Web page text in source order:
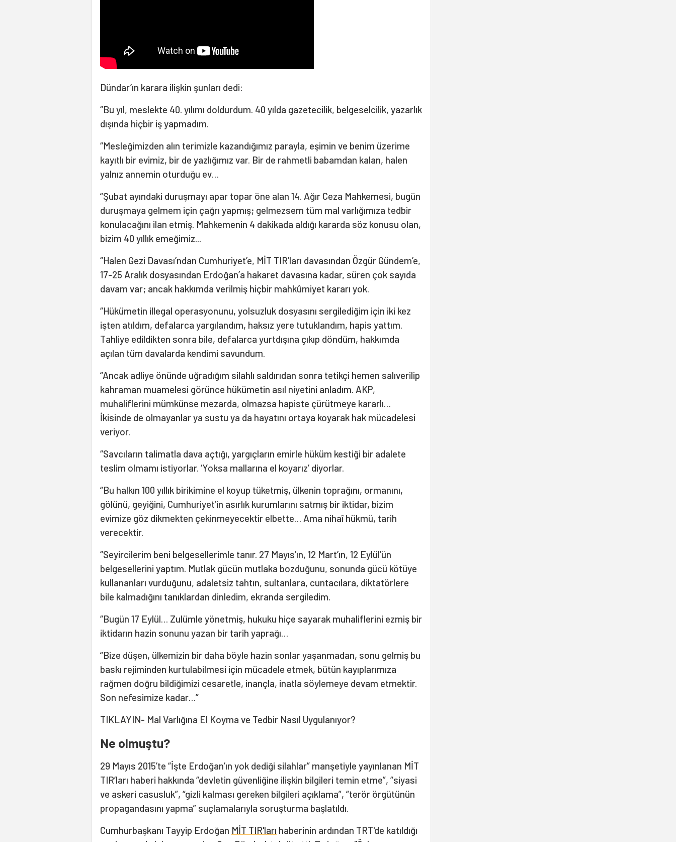
Dündar’ın karara ilişkin şunları dedi:
“Bu yıl, meslekte 40. yılımı doldurdum. 40 yılda gazetecilik, belgeselcilik, yazarlık
dışında hiçbir iş yapmadım.
“Mesleğimizden alın terimizle kazandığımız parayla, eşimin ve benim üzerime
kayıtlı bir evimiz, bir de yazlığımız var. Bir de rahmetli babamdan kalan, halen
yalnız annemin oturduğu ev…
“Şubat ayındaki duruşmayı apar topar öne alan 14. Ağır Ceza Mahkemesi, bugün
duruşmaya gelmem için çağrı yapmış; gelmezsem tüm mal varlığımıza tedbir
konulacağını ilan etmiş. Mahkemenin 4 dakikada aldığı kararda söz konusu olan,
bizim 40 yıllık emeğimiz...
“Halen Gezi Davası’ndan Cumhuriyet’e, MİT TIR’ları davasından Özgür Gündem’e,
17-25 Aralık dosyasından Erdoğan’a hakaret davasına kadar, süren çok sayıda
davam var; ancak hakkımda verilmiş hiçbir mahkûmiyet kararı yok.
“Hükümetin illegal operasyonunu, yolsuzluk dosyasını sergilediğim için iki kez
işten atıldım, defalarca yargılandım, haksız yere tutuklandım, hapis yattım.
Tahliye edildikten sonra bile, defalarca yurtdışına çıkıp döndüm, hakkımda
açılan tüm davalarda kendimi savundum.
“Ancak adliye önünde uğradığım silahlı saldırıdan sonra tetikçi hemen salıverilip
kahraman muamelesi görünce hükümetin asıl niyetini anladım. AKP,
muhaliflerini mümkünse mezarda, olmazsa hapiste çürütmeye kararlı…
İkisinde de olmayanlar ya sustu ya da hayatını ortaya koyarak hak mücadelesi
veriyor.
“Savcıların talimatla dava açtığı, yargıçların emirle hüküm kestiği bir adalete
teslim olmamı istiyorlar. ‘Yoksa mallarına el koyarız’ diyorlar.
“Bu halkın 100 yıllık birikimine el koyup tüketmiş, ülkenin toprağını, ormanını,
gölünü, geyiğini, Cumhuriyet’in asırlık kurumlarını satmış bir iktidar, bizim
evimize göz dikmekten çekinmeyecektir elbette… Ama nihaî hükmü, tarih
verecektir.
“Seyircilerim beni belgesellerimle tanır. 27 Mayıs’ın, 12 Mart’ın, 12 Eylül’ün
belgesellerini yaptım. Mutlak gücün mutlaka bozduğunu, sonunda gücü kötüye
kullananları vurduğunu, adaletsiz tahtın, sultanlara, cuntacılara, diktatörlere
bile kalmadığını tanıklardan dinledim, ekranda sergiledim.
“Bugün 17 Eylül… Zulümle yönetmiş, hukuku hiçe sayarak muhaliflerini ezmiş bir
iktidarın hazin sonunu yazan bir tarih yaprağı…
“Bize düşen, ülkemizin bir daha böyle hazin sonlar yaşanmadan, sonu gelmiş bu
baskı rejiminden kurtulabilmesi için mücadele etmek, bütün kayıplarımıza
rağmen doğru bildiğimizi cesaretle, inançla, inatla söylemeye devam etmektir.
Son nefesimize kadar…”
TIKLAYIN- Mal Varlığına El Koyma ve Tedbir Nasıl Uygulanıyor?
Ne olmuştu?
29 Mayıs 2015’te “İşte Erdoğan’ın yok dediği silahlar” manşetiyle yayınlanan MİT
TIR’ları haberi hakkında “devletin güvenliğine ilişkin bilgileri temin etme”, “siyasi
ve askeri casusluk”, “gizli kalması gereken bilgileri açıklama”, “terör örgütünün
propagandasını yapma” suçlamalarıyla soruşturma başlatıldı.
Cumhurbaşkanı Tayyip Erdoğan MİT TIR'ları haberinin ardından TRT'de katıldığı